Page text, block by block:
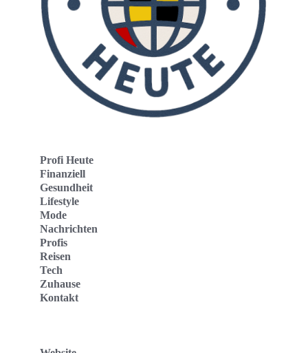
Profi Heute
Finanziell
Gesundheit
Lifestyle
Mode
Nachrichten
Profis
Reisen
Tech
Zuhause
Kontakt